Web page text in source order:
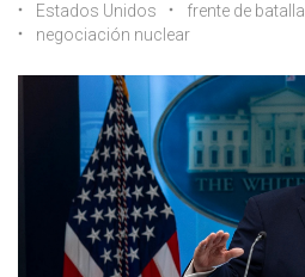
Estados Unidos
frente de batalla
negociación nuclear